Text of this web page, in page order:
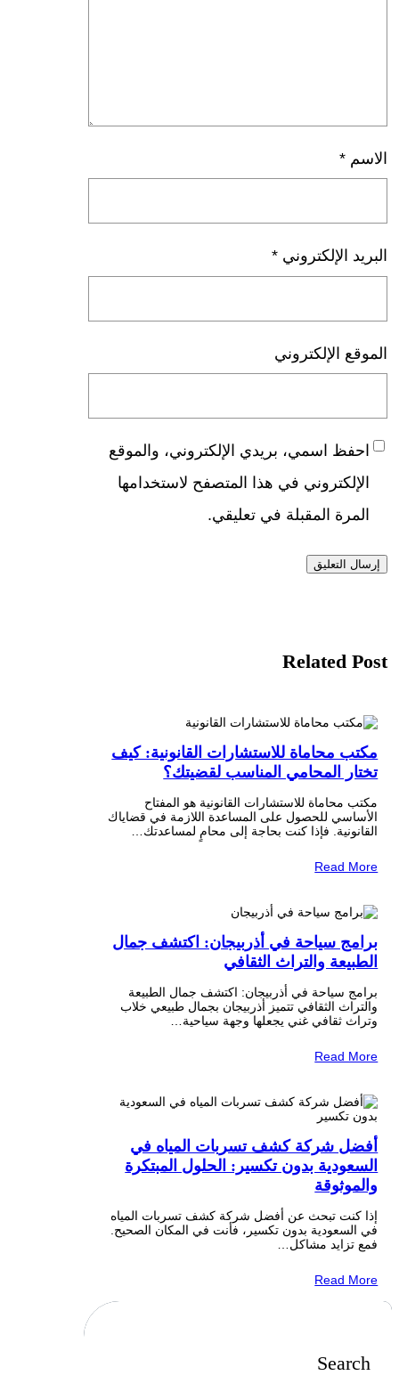
الاسم *
البريد الإلكتروني *
الموقع الإلكتروني
احفظ اسمي، بريدي الإلكتروني، والموقع
الإلكتروني في هذا المتصفح لاستخدامها
المرة المقبلة في تعليقي.
Related Post
مكتب محاماة للاستشارات القانونية: كيف
تختار المحامي المناسب لقضيتك؟
مكتب محاماة للاستشارات القانونية هو المفتاح
الأساسي للحصول على المساعدة اللازمة في قضاياك
القانونية. فإذا كنت بحاجة إلى محامٍ لمساعدتك…
Read More
برامج سياحة في أذربيجان: اكتشف جمال
الطبيعة والتراث الثقافي
برامج سياحة في أذربيجان: اكتشف جمال الطبيعة
والتراث الثقافي تتميز أذربيجان بجمال طبيعي خلاب
وتراث ثقافي غني يجعلها وجهة سياحية…
Read More
أفضل شركة كشف تسربات المياه في
السعودية بدون تكسير: الحلول المبتكرة
والموثوقة
إذا كنت تبحث عن أفضل شركة كشف تسربات المياه
في السعودية بدون تكسير، فأنت في المكان الصحيح.
فمع تزايد مشاكل…
Read More
Search